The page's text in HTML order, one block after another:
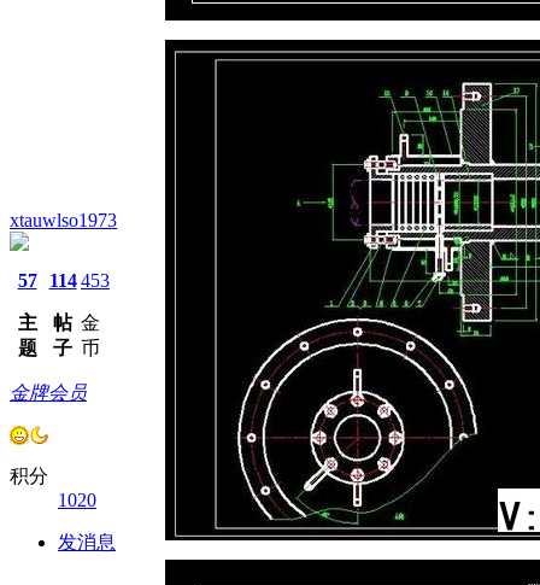
xtauwlso1973
57
主
题
114
帖
子
453
金
币
金牌会员
积分
1020
发消息